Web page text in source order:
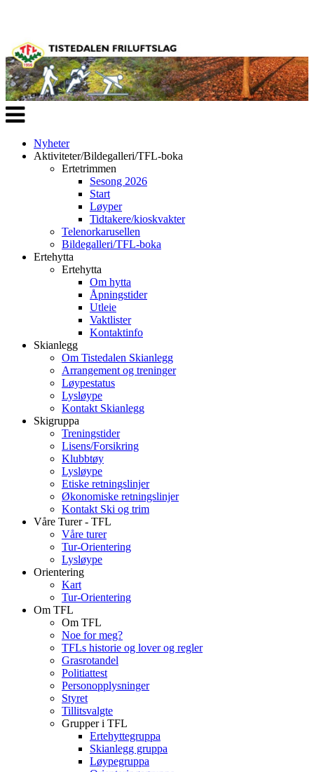
Veksle
navigasjon
Nyheter
Aktiviteter/Bildegalleri/TFL-boka
Ertetrimmen
Sesong 2026
Start
Løyper
Tidtakere/kioskvakter
Telenorkarusellen
Bildegalleri/TFL-boka
Ertehytta
Ertehytta
Om hytta
Åpningstider
Utleie
Vaktlister
Kontaktinfo
Skianlegg
Om Tistedalen Skianlegg
Arrangement og treninger
Løypestatus
Lysløype
Kontakt Skianlegg
Skigruppa
Treningstider
Lisens/Forsikring
Klubbtøy
Lysløype
Etiske retningslinjer
Økonomiske retningslinjer
Kontakt Ski og trim
Våre Turer - TFL
Våre turer
Tur-Orientering
Lysløype
Orientering
Kart
Tur-Orientering
Om TFL
Om TFL
Noe for meg?
TFLs historie og lover og regler
Grasrotandel
Politiattest
Personopplysninger
Styret
Tillitsvalgte
Grupper i TFL
Ertehyttegruppa
Skianlegg gruppa
Løypegruppa